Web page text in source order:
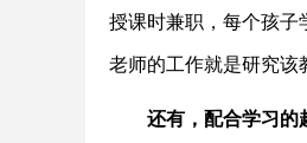
授课时兼职，每个孩子
老师的工作就是研究该
还有，配合学习的